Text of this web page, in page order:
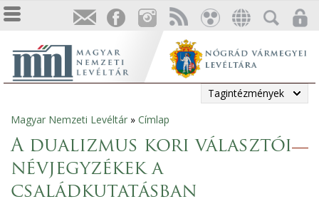
Tagintézmények
Jelenlegi
hely
Magyar Nemzeti Levéltár » Címlap
A dualizmus kori választói
névjegyzékek a
családkutatásban